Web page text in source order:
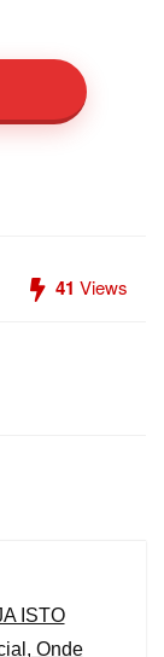
41 Views